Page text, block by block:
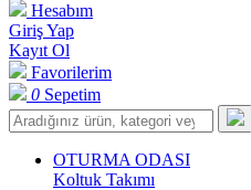
Hesabım
Giriş Yap
Kayıt Ol
Favorilerim
0 Sepetim
OTURMA ODASI
Koltuk Takımı